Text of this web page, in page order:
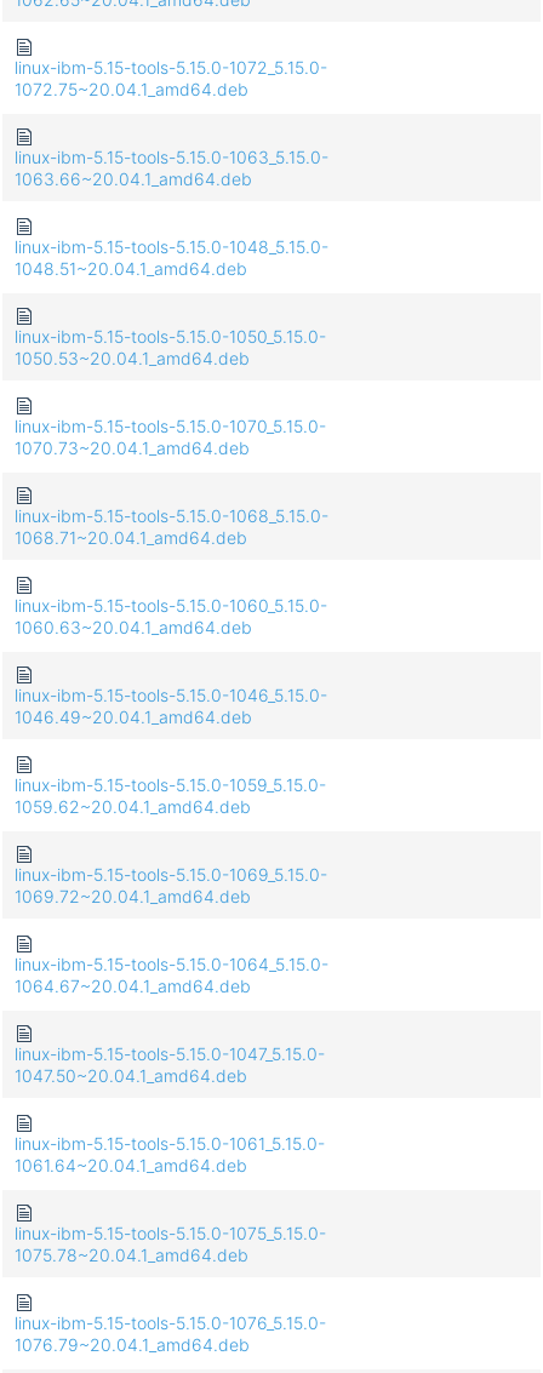
linux-ibm-5.15-tools-5.15.0-1072_5.15.0-
1072.75~20.04.1_amd64.deb
linux-ibm-5.15-tools-5.15.0-1063_5.15.0-
1063.66~20.04.1_amd64.deb
linux-ibm-5.15-tools-5.15.0-1048_5.15.0-
1048.51~20.04.1_amd64.deb
linux-ibm-5.15-tools-5.15.0-1050_5.15.0-
1050.53~20.04.1_amd64.deb
linux-ibm-5.15-tools-5.15.0-1070_5.15.0-
1070.73~20.04.1_amd64.deb
linux-ibm-5.15-tools-5.15.0-1068_5.15.0-
1068.71~20.04.1_amd64.deb
linux-ibm-5.15-tools-5.15.0-1060_5.15.0-
1060.63~20.04.1_amd64.deb
linux-ibm-5.15-tools-5.15.0-1046_5.15.0-
1046.49~20.04.1_amd64.deb
linux-ibm-5.15-tools-5.15.0-1059_5.15.0-
1059.62~20.04.1_amd64.deb
linux-ibm-5.15-tools-5.15.0-1069_5.15.0-
1069.72~20.04.1_amd64.deb
linux-ibm-5.15-tools-5.15.0-1064_5.15.0-
1064.67~20.04.1_amd64.deb
linux-ibm-5.15-tools-5.15.0-1047_5.15.0-
1047.50~20.04.1_amd64.deb
linux-ibm-5.15-tools-5.15.0-1061_5.15.0-
1061.64~20.04.1_amd64.deb
linux-ibm-5.15-tools-5.15.0-1075_5.15.0-
1075.78~20.04.1_amd64.deb
linux-ibm-5.15-tools-5.15.0-1076_5.15.0-
1076.79~20.04.1_amd64.deb